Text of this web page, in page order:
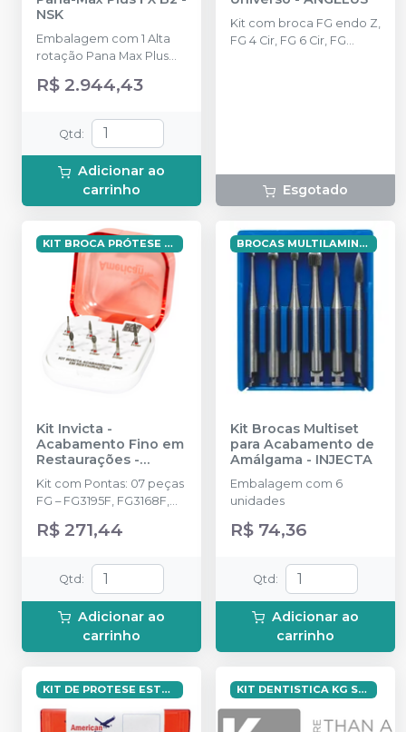
NSK
Embalagem com 1 Alta
rotação Pana Max Plus
PB + Contra ângulo FX23
PB + Peça reta FX65 +
acompanha 1
Lubrificante Pana Spray
R$ 2.944,43
Qtd :
Adicionar ao
carrinho
Kit com broca FG endo Z,
FG 4 Cir, FG 6 Cir, FG
Esgotado
KIT BROCA PRÓTESE INVICTA FAGOC
Kit Invicta -
Acabamento Fino em
Restaurações -
AMERICAN BURRS
Kit com Pontas: 07 peças
FG – FG3195F, FG3168F,
FG3118F, FG2135F,
FG1190F, FG1112F e
broqueiro autolavável de
34 Furos.
R$ 271,44
Qtd :
Adicionar ao
carrinho
BROCAS MULTILAMINADAS PARA POLIMENTO
Kit Brocas Multiset
para Acabamento de
Amálgama - INJECTA
Embalagem com 6
unidades
R$ 74,36
Qtd :
Adicionar ao
carrinho
KIT DE PROTESE ESTÁCIO JUIZ DE FORA KIT DENTISTICA KG SUPREMA